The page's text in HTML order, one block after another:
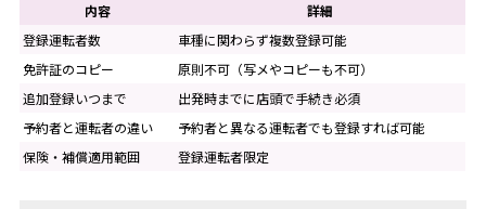
内容
詳細
登録運転者数
車種に関わらず複数登録可能
免許証のコピー
原則不可（写メやコピーも不可）
追加登録いつまで
出発時までに店頭で手続き必須
予約者と運転者の違い
予約者と異なる運転者でも登録すれば可能
保険・補償適用範囲
登録運転者限定